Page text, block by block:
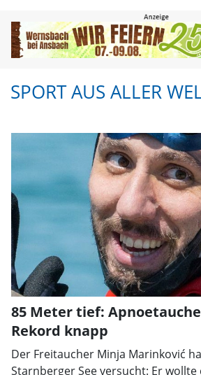
Sport aus aller Welt
SPORT AUS ALLER
85 Meter tief:
Rekord knapp
Der Freitaucher Minja Marinković
Starnberger See versucht: Er